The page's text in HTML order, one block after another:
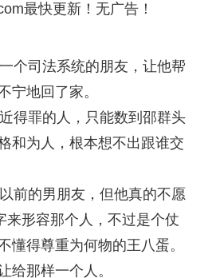
最快更新！无广告！
个司法系统的朋友，让他帮
宁地回了家。
得罪的人，只能数到邵群头
和为人，根本想不出跟谁交
前的男朋友，但他真的不愿
来形容那个人，不过是个仗
懂得尊重为何物的王八蛋。
给那样一个人。